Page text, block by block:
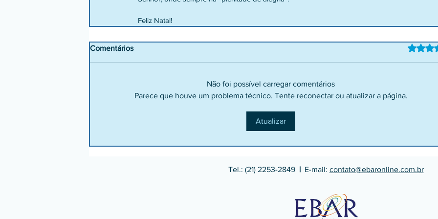
Feliz Natal!
Comentários Avaliado
Não foi possível carregar comentários
Parece que houve um problema técnico. Tente reconectar ou atualizar a página.
Atualizar
Tel.: (21) 2253-2849 |E-mail: contato@ebaronline.com.br